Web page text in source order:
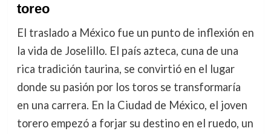
toreo
El traslado a México fue un punto de inflexión en
la vida de Joselillo. El país azteca, cuna de una
rica tradición taurina, se convirtió en el lugar
donde su pasión por los toros se transformaría
en una carrera. En la Ciudad de México, el joven
torero empezó a forjar su destino en el ruedo, un